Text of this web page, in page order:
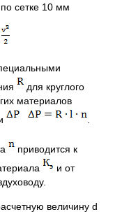
10 мм
для круглого
материалов
приводится к
и от
величину d